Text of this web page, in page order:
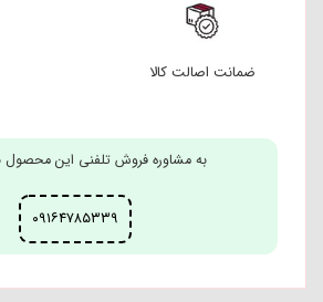
ضمانت اصالت کالا
به مشاوره فروش تلفنی این محصول
۰۹۱۶۴۷۸۵۳۳۹